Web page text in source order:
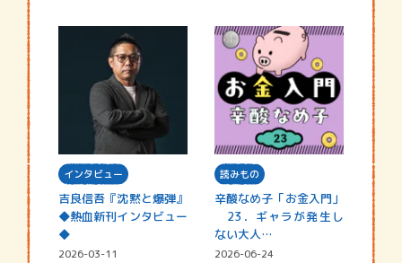
インタビュー
吉良信吾『沈黙と爆弾』
◆熱血新刊インタビュー
◆
2026-03-11
読みもの
辛酸なめ子「お金入門」
23．ギャラが発生し
ない大人…
2026-06-24